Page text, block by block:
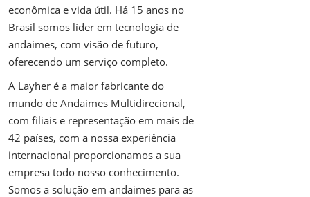
econômica e vida útil. Há 15 anos no
Brasil somos líder em tecnologia de
andaimes, com visão de futuro,
oferecendo um serviço completo.
A Layher é a maior fabricante do
mundo de Andaimes Multidirecional,
com filiais e representação em mais de
42 países, com a nossa experiência
internacional proporcionamos a sua
empresa todo nosso conhecimento.
Somos a solução em andaimes para as